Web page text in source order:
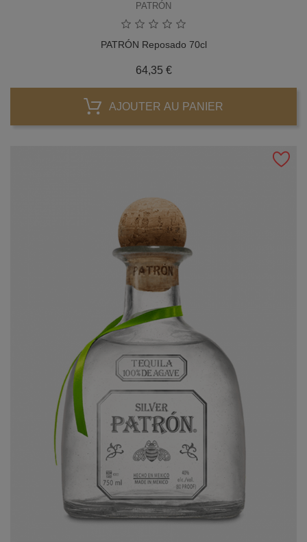
PATRÓN
PATRÓN Reposado 70cl
64,35 €Prix
AJOUTER AU PANIER